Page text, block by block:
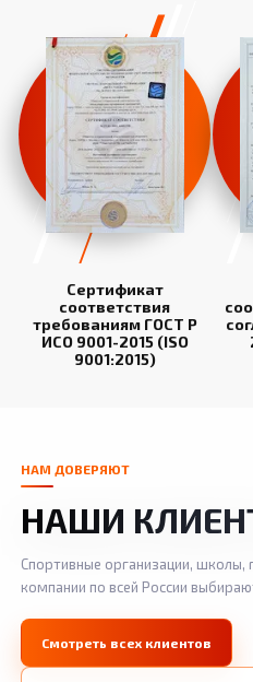
Сертификат
соответствия
требованиям ГОСТ Р
ИСО 9001-2015 (ISO
9001:2015)
НАМ ДОВЕРЯЮТ
НАШИ
Спортивные организации, школы,
компании по всей России
Смотреть всех клиентов